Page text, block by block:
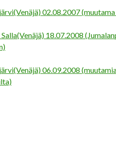
02.08.2007
Salla(Venäjä) 18.07.2008
06.09.2008